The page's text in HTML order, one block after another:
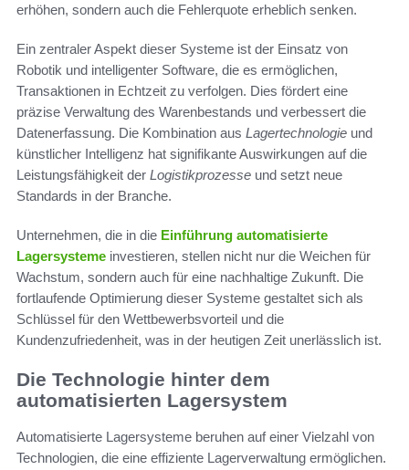
erhöhen, sondern auch die Fehlerquote erheblich senken.
Ein zentraler Aspekt dieser Systeme ist der Einsatz von
Robotik und intelligenter Software, die es ermöglichen,
Transaktionen in Echtzeit zu verfolgen. Dies fördert eine
präzise Verwaltung des Warenbestands und verbessert die
Datenerfassung. Die Kombination aus Lagertechnologie und
künstlicher Intelligenz hat signifikante Auswirkungen auf die
Leistungsfähigkeit der Logistikprozesse und setzt neue
Standards in der Branche.
Unternehmen, die in die Einführung automatisierte
Lagersysteme investieren, stellen nicht nur die Weichen für
Wachstum, sondern auch für eine nachhaltige Zukunft. Die
fortlaufende Optimierung dieser Systeme gestaltet sich als
Schlüssel für den Wettbewerbsvorteil und die
Kundenzufriedenheit, was in der heutigen Zeit unerlässlich ist.
Die Technologie hinter dem
automatisierten Lagersystem
Automatisierte Lagersysteme beruhen auf einer Vielzahl von
Technologien, die eine effiziente Lagerverwaltung ermöglichen.